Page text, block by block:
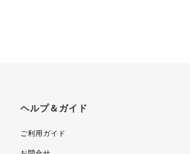
ヘルプ＆ガイド
ご利用ガイド